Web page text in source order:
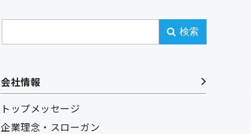
検索
会社情報
トップメッセージ
企業理念・スローガン